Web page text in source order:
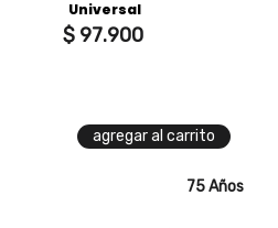
con soporte
Universal
$ 97.900
agregar al carrito
75 Años